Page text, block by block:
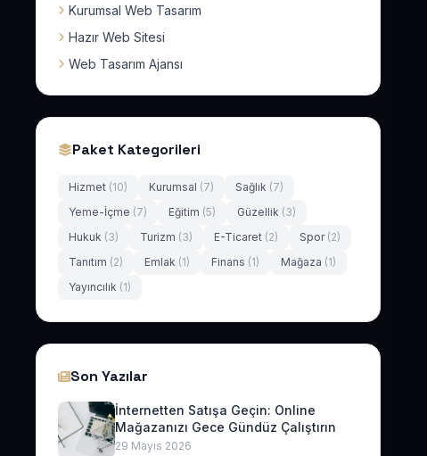
Kurumsal Web Tasarım
Hazır Web Sitesi
Web Tasarım Ajansı
Paket Kategorileri
Hizmet (10) Kurumsal (7) Sağlık (7)
Yeme-İçme (7) Eğitim (5) Güzellik (3)
Hukuk (3) Turizm (3) E-Ticaret (2) Spor (2)
Tanıtım (2) Emlak (1) Finans (1) Mağaza (1)
Yayıncılık (1)
Son Yazılar
İnternetten Satışa Geçin: Online
Mağazanızı Gece Gündüz Çalıştırın
29 Mayıs 2026